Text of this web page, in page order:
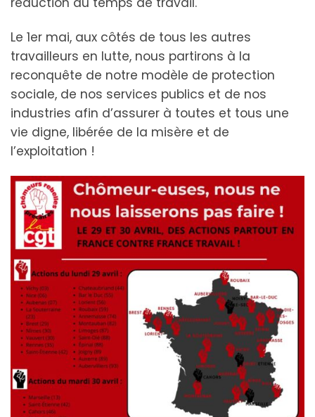
Le 1er mai, aux côtés de tous les autres
travailleurs en lutte, nous partirons à la
reconquête de notre modèle de protection
sociale, de nos services publics et de nos
industries afin d’assurer à toutes et tous une
vie digne, libérée de la misère et de
l’exploitation !